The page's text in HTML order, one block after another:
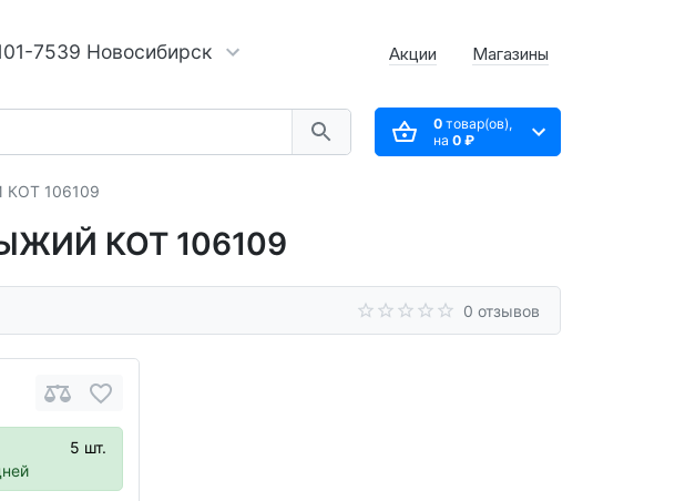
7539 Новосибирск Акции Магазины
0товар(ов),
на 0 ₽
КОТ 106109
КОТ 106109
0 отзывов
5 шт.